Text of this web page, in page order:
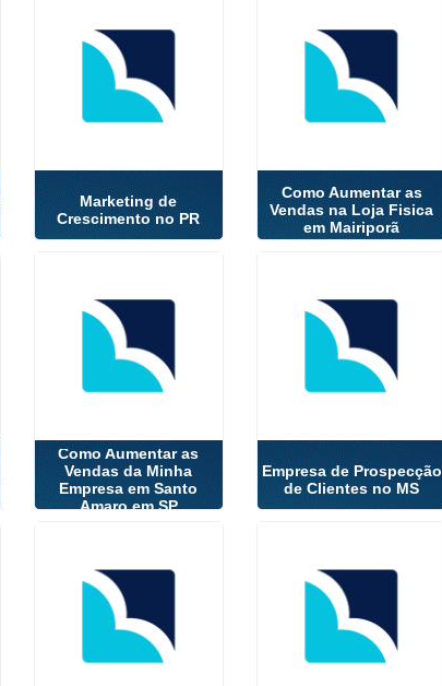
Marketing de
Crescimento no PR
Como Aumentar as
Vendas na Loja Fisica
em Mairiporã
Como Aumentar as
Vendas da Minha
Empresa em Santo
Amaro em SP
Empresa de Prospecção
de Clientes no MS